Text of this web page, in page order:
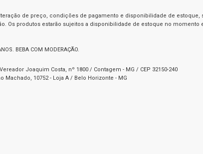
de preço, condições de pagamento e disponibilidade de
Os produtos estarão sujeitos a disponibilidade de estoque no
BEBA COM MODERAÇÃO.
Joaquim Costa, nº 1800 / Contagem - MG / CEP 32150-240
Machado, 10752 - Loja A / Belo Horizonte - MG